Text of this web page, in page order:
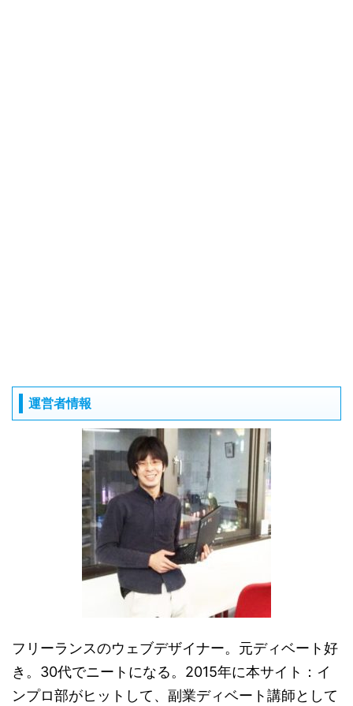
運営者情報
フリーランスのウェブデザイナー。元ディベート好
き。30代でニートになる。2015年に本サイト：イ
ンプロ部がヒットして、副業ディベート講師として